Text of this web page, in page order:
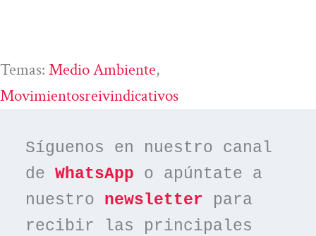
Temas: Medio Ambiente
Movimientosreivindicativos
Síguenos en nuestro canal
de WhatsApp o apúntate a
nuestro newsletter para
recibir las principales